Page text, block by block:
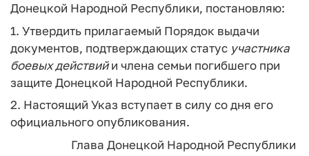
Донецкой Народной Республики, постановляю:
1. Утвердить прилагаемый Порядок выдачи
документов, подтверждающих статус участника
боевыхдействийи члена семьи погибшего при
защите Донецкой Народной Республики.
2. Настоящий Указ вступает в силу со дня его
официального опубликования.
Глава Донецкой Народной Республики